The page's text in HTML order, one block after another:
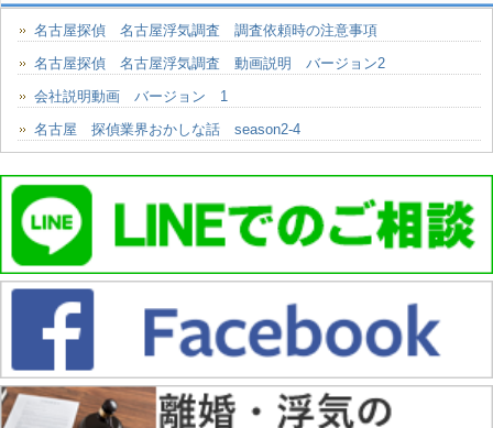
名古屋探偵 名古屋浮気調査 調査依頼時の注意事項
名古屋探偵 名古屋浮気調査 動画説明 バージョン2
会社説明動画 バージョン 1
名古屋 探偵業界おかしな話 season2-4